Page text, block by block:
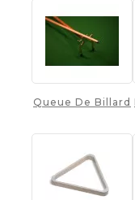
Queue De Billard